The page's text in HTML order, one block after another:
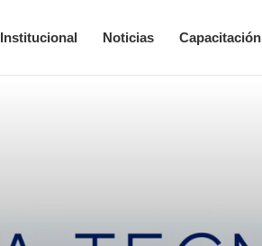
Institucional Noticias Capacitación